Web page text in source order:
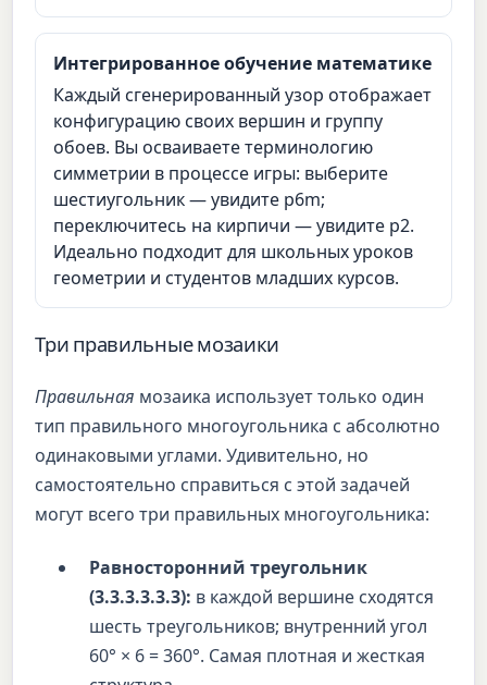
Интегрированное обучение математике
Каждый сгенерированный узор отображает
конфигурацию своих вершин и группу
обоев. Вы осваиваете терминологию
симметрии в процессе игры: выберите
шестиугольник — увидите p6m;
переключитесь на кирпичи — увидите p2.
Идеально подходит для школьных уроков
геометрии и студентов младших курсов.
Три правильные мозаики
Правильная мозаика использует только один
тип правильного многоугольника с абсолютно
одинаковыми углами. Удивительно, но
самостоятельно справиться с этой задачей
могут всего три правильных многоугольника:
Равносторонний треугольник
(3.3.3.3.3.3): в каждой вершине сходятся
шесть треугольников; внутренний угол
60° × 6 = 360°. Самая плотная и жесткая